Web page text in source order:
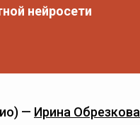
нейросети
— Ирина Обрезкова